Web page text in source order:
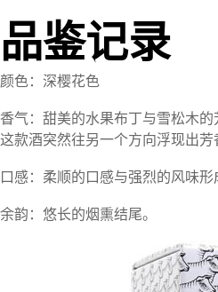
品鉴记录
颜色：深樱花色
香气：甜美的水果布丁与雪松木
这款酒突然往另一个方向浮现出芳
口感：柔顺的口感与强烈的风味
余韵：悠长的烟熏结尾。